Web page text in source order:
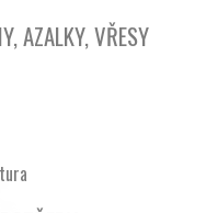
AZALKY, VŘESY